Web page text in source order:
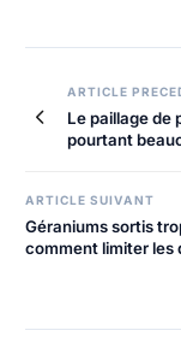
Navigation
de
ARTICLE
Le paillage de
pourtant
ARTICLE SUIVANT
Géraniums sortis
comment limiter les